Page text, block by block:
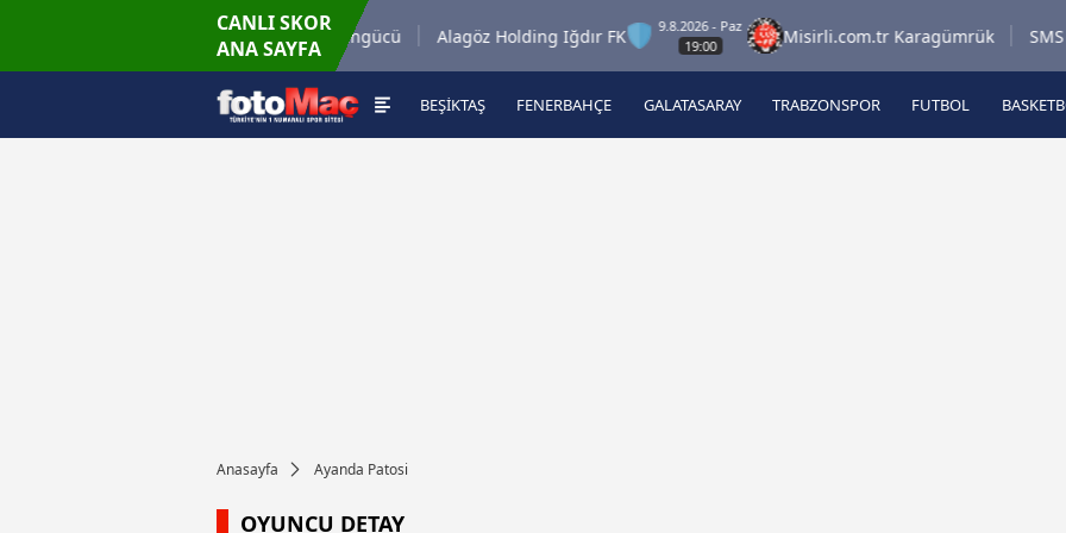
CANLI SKOR
ANA SAYFA
Keçiörengücü Alagöz Holding Iğdır FK
9.8.2026 - Paz
19:00
Misirli.com.tr Karagümrük SMS
Beşiktaş
A
BEŞİKTAŞ FENERBAHÇE GALATASARAY TRABZONSPOR FUTBOL
Anasayfa Ayanda Patosi
OYUNCU DETAY